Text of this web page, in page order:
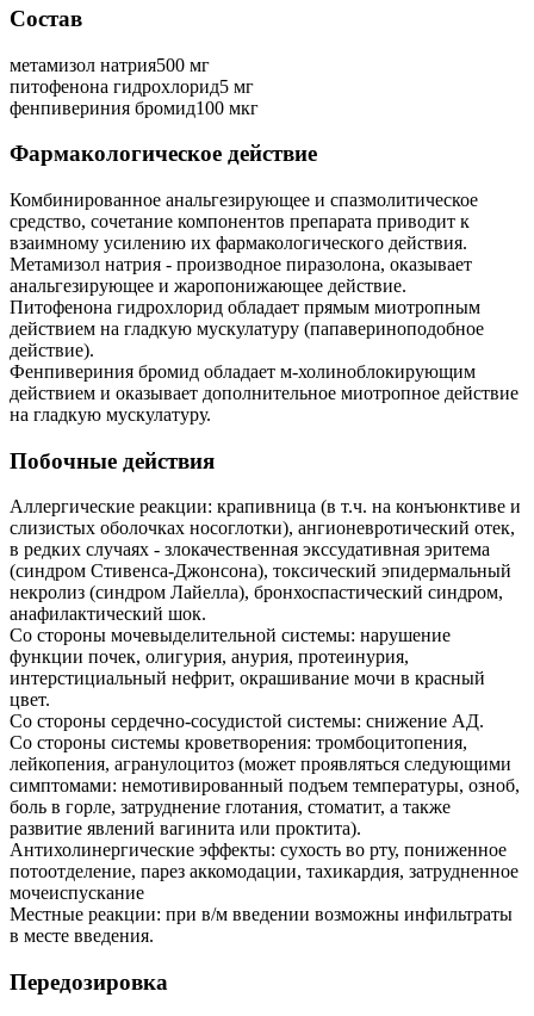
Состав
метамизол натрия500 мг
питофенона гидрохлорид5 мг
фенпивериния бромид100 мкг
Фармакологическое действие
Комбинированное анальгезирующее и спазмолитическое
средство, сочетание компонентов препарата приводит к
взаимному усилению их фармакологического действия.
Метамизол натрия - производное пиразолона, оказывает
анальгезирующее и жаропонижающее действие.
Питофенона гидрохлорид обладает прямым миотропным
действием на гладкую мускулатуру (папавериноподобное
действие).
Фенпивериния бромид обладает м-холиноблокирующим
действием и оказывает дополнительное миотропное действие
на гладкую мускулатуру.
Побочные действия
Аллергические реакции: крапивница (в т.ч. на конъюнктиве и
слизистых оболочках носоглотки), ангионевротический отек,
в редких случаях - злокачественная экссудативная эритема
(синдром Стивенса-Джонсона), токсический эпидермальный
некролиз (синдром Лайелла), бронхоспастический синдром,
анафилактический шок.
Со стороны мочевыделительной системы: нарушение
функции почек, олигурия, анурия, протеинурия,
интерстициальный нефрит, окрашивание мочи в красный
цвет.
Со стороны сердечно-сосудистой системы: снижение АД.
Со стороны системы кроветворения: тромбоцитопения,
лейкопения, агранулоцитоз (может проявляться следующими
симптомами: немотивированный подъем температуры, озноб,
боль в горле, затруднение глотания, стоматит, а также
развитие явлений вагинита или проктита).
Антихолинергические эффекты: сухость во рту, пониженное
потоотделение, парез аккомодации, тахикардия, затрудненное
мочеиспускание
Местные реакции: при в/м введении возможны инфильтраты
в месте введения.
Передозировка